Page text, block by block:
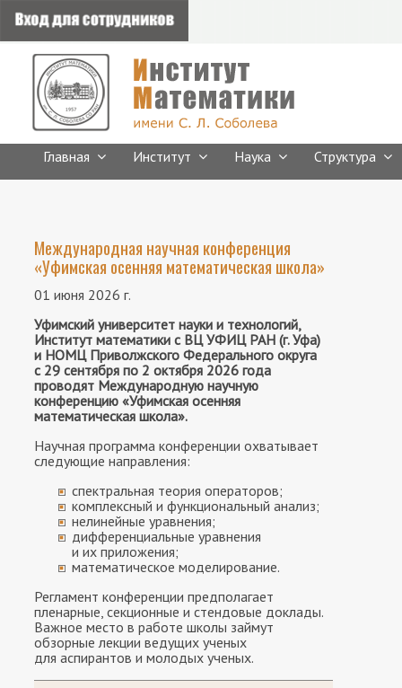
Главная Институт Наука Структура
Международная научная конференция
«Уфимская осенняя математическая школа»
01 июня 2026 г.
Уфимский университет науки и технологий,
Институт математики с ВЦ УФИЦ РАН (г. Уфа)
и НОМЦ Приволжского Федерального округа
с 29 сентября по 2 октября 2026 года
проводят Международную научную
конференцию «Уфимская осенняя
математическая школа».
Научная программа конференции охватывает
следующие направления:
спектральная теория операторов;
комплексный и функциональный анализ;
нелинейные уравнения;
дифференциальные уравнения
и их приложения;
математическое моделирование.
Регламент конференции предполагает
пленарные, секционные и стендовые доклады.
Важное место в работе школы займут
обзорные лекции ведущих ученых
для аспирантов и молодых ученых.